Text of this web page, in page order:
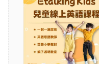
Etalking Kids 兒童線
上英文學習
0元免費試聽